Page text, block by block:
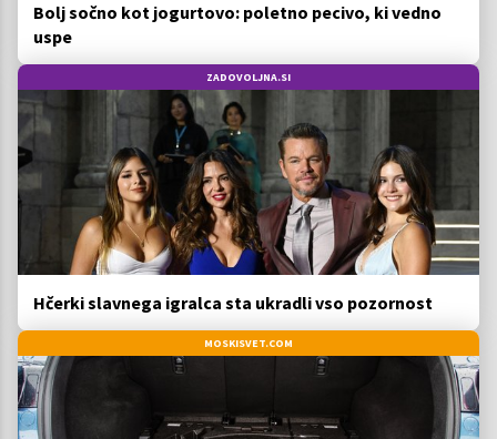
Bolj sočno kot jogurtovo: poletno pecivo, ki vedno
uspe
ZADOVOLJNA.SI
Hčerki slavnega igralca sta ukradli vso pozornost
MOSKISVET.COM